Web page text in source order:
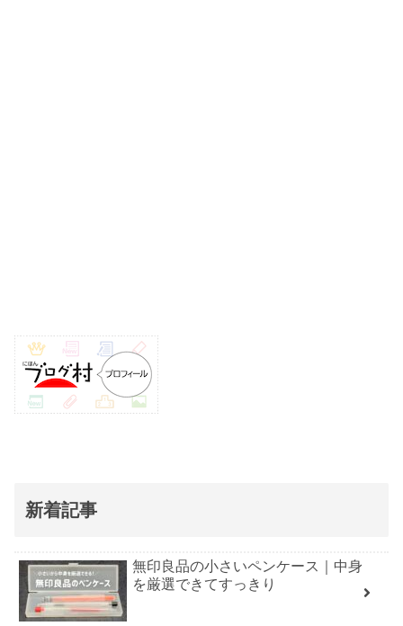
新着記事
無印良品の小さいペンケース｜中身
を厳選できてすっきり